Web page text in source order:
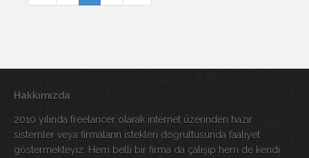
Hakkımızda
2010 yılında freelancer olarak internet üzerinden hazır
sistemler veya firmaların istekleri doğrultusunda faaliyet
göstermekteyiz. Hem belli bir firma da çalışıp hem de kendi